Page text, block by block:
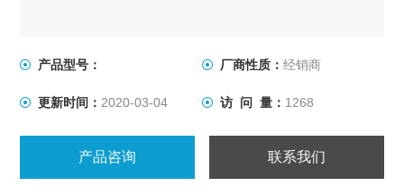
产品型号： 厂商性质： 经销商
更新时间： 2020-03-04 访 问 量： 1268
产品咨询 联系我们